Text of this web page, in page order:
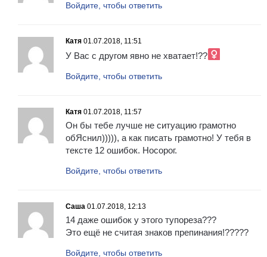
Войдите, чтобы ответить
Катя 01.07.2018, 11:51
У Вас с другом явно не хватает!??‍
Войдите, чтобы ответить
Катя 01.07.2018, 11:57
Он бы тебе лучше не ситуацию грамотно
обЯснил))))), а как писать грамотно! У тебя в
тексте 12 ошибок. Носорог.
Войдите, чтобы ответить
Саша 01.07.2018, 12:13
14 даже ошибок у этого тупореза???
Это ещё не считая знаков препинания!?????
Войдите, чтобы ответить